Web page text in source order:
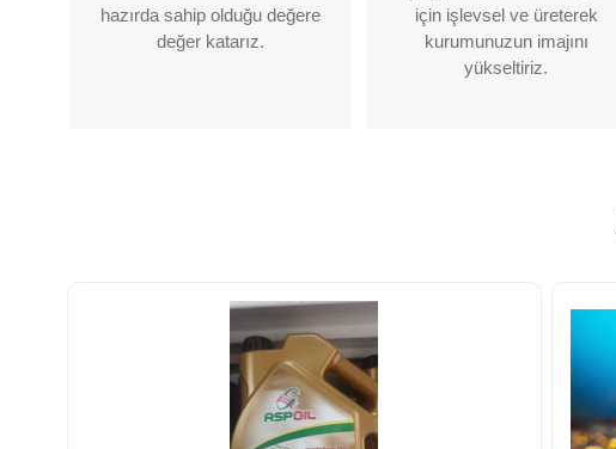
hazırda sahip olduğu değere
değer katarız.
için işlevsel ve üreterek
kurumunuzun imajını
yükseltiriz.